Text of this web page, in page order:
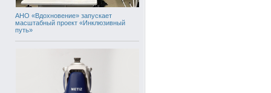
АНО «Вдохновение» запускает
масштабный проект «Инклюзивный
путь»